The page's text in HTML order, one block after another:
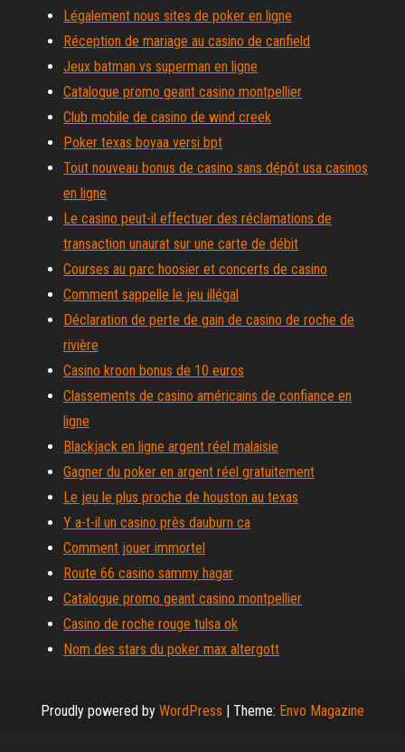
Légalement nous sites de poker en ligne
Réception de mariage au casino de canfield
Jeux batman vs superman en ligne
Catalogue promo geant casino montpellier
Club mobile de casino de wind creek
Poker texas boyaa versi bpt
Tout nouveau bonus de casino sans dépôt usa casinos
en ligne
Le casino peut-il effectuer des réclamations de
transaction unaurat sur une carte de débit
Courses au parc hoosier et concerts de casino
Comment sappelle le jeu illégal
Déclaration de perte de gain de casino de roche de
rivière
Casino kroon bonus de 10 euros
Classements de casino américains de confiance en
ligne
Blackjack en ligne argent réel malaisie
Gagner du poker en argent réel gratuitement
Le jeu le plus proche de houston au texas
Y a-t-il un casino près dauburn ca
Comment jouer immortel
Route 66 casino sammy hagar
Catalogue promo geant casino montpellier
Casino de roche rouge tulsa ok
Nom des stars du poker max altergott
Proudly powered by WordPress | Theme: Envo Magazine